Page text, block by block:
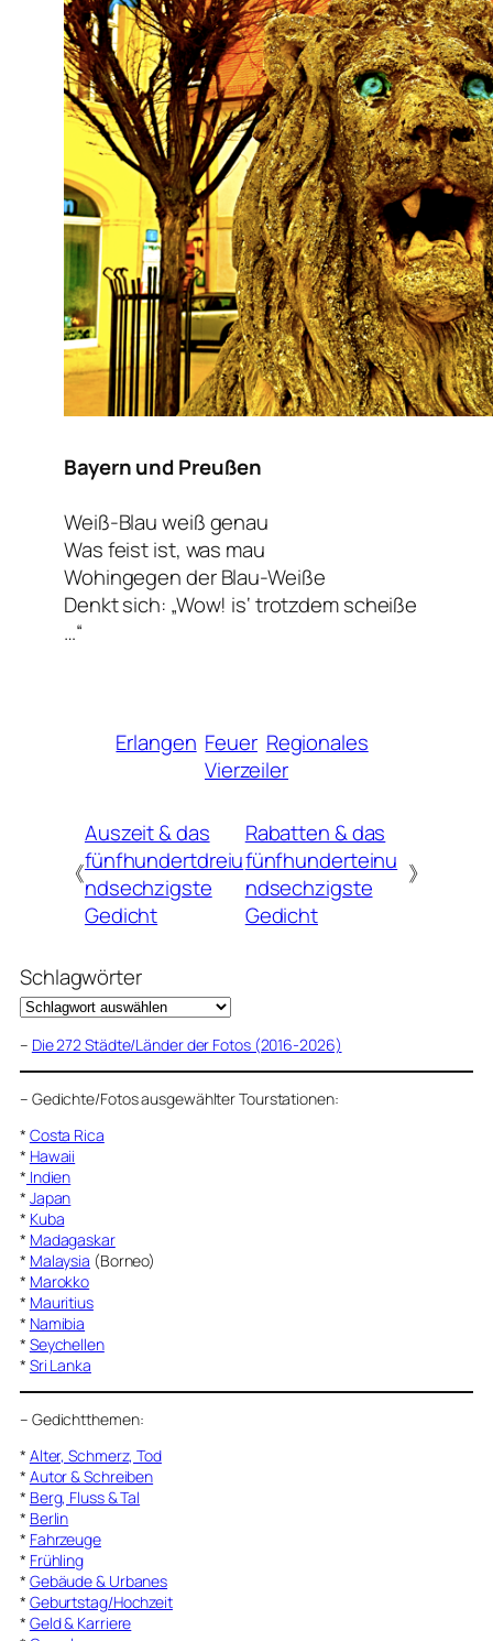
Bayern und Preußen
Weiß-Blau weiß genau
Was feist ist, was mau
Wohingegen der Blau-Weiße
Denkt sich: „Wow! is‘ trotzdem scheiße
…“
Erlangen Feuer Regionales
Vierzeiler
《
Auszeit & das
fünfhundertdreiu
ndsechzigste
Gedicht
Rabatten & das
fünfhunderteinu
ndsechzigste
Gedicht
》
Schlagwörter
– Die 272 Städte/Länder der Fotos (2016-2026)
– Gedichte/Fotos ausgewählter Tourstationen:
* Costa Rica
* Hawaii
* Indien
* Japan
* Kuba
* Madagaskar
* Malaysia (Borneo)
* Marokko
* Mauritius
* Namibia
* Seychellen
* Sri Lanka
– Gedichtthemen:
* Alter, Schmerz, Tod
* Autor & Schreiben
* Berg, Fluss & Tal
* Berlin
* Fahrzeuge
* Frühling
* Gebäude & Urbanes
* Geburtstag/Hochzeit
* Geld & Karriere